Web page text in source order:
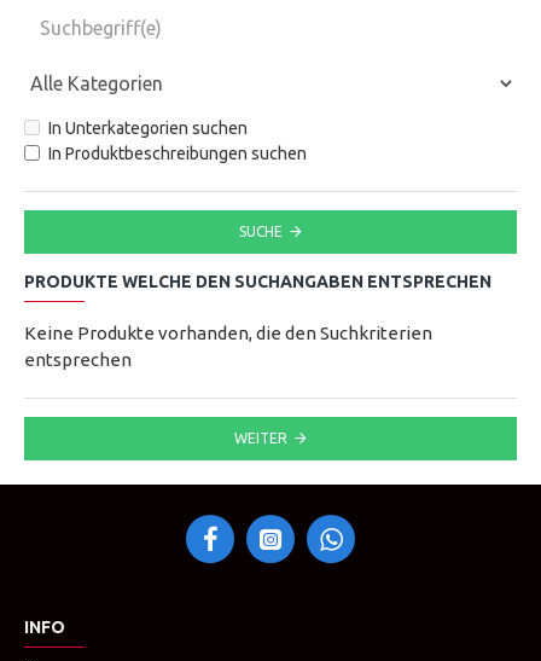
In Unterkategorien suchen
In Produktbeschreibungen suchen
SUCHE
PRODUKTE WELCHE DEN SUCHANGABEN ENTSPRECHEN
Keine Produkte vorhanden, die den Suchkriterien
entsprechen
WEITER
INFO